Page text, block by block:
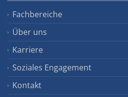
Fachbereiche
Über uns
Karriere
Soziales Engagement
Kontakt